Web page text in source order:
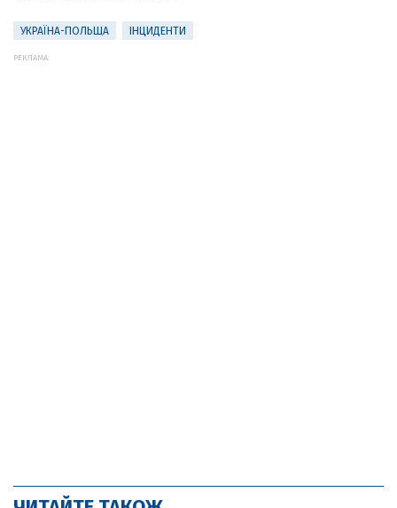
УКРАЇНА-ПОЛЬЩА ІНЦИДЕНТИ
РЕКЛАМА: